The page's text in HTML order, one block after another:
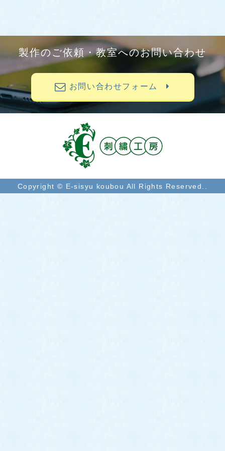
製作のご依頼・教室へのお問い合わせ
お問い合わせフォーム
Copyright © E-sisyu koubou All Rights Reserved..